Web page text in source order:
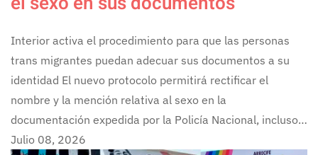
Interior activa el procedimiento para que las personas
trans migrantes puedan adecuar sus documentos a su
identidad El nuevo protocolo permitirá rectificar el
nombre y la mención relativa al sexo en la
documentación expedida por la Policía Nacional, incluso…
Julio 08, 2026